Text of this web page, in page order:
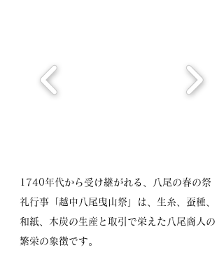
1740年代から受け継がれる、八尾の春の祭
礼行事「越中八尾曳山祭」は、生糸、蚕種、
和紙、木炭の生産と取引で栄えた八尾商人の
繁栄の象徴です。